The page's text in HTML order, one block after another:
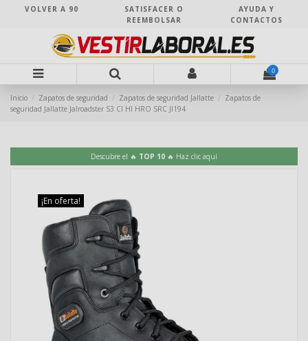
VOLVER A 90
SATISFACER O
REEMBOLSAR
AYUDA Y
CONTACTOS
0
Inicio Zapatos de seguridad Zapatos de seguridad Jallatte
Zapatos de
seguridad Jallatte Jalroadster S3 CI HI HRO SRC JI194
Descubre el 🔥 TOP 10 🔥 Haz clic aquí
¡En oferta!